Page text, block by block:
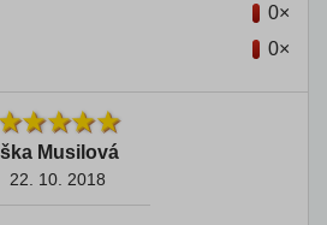
0×
0×
Musilová
22. 10. 2018